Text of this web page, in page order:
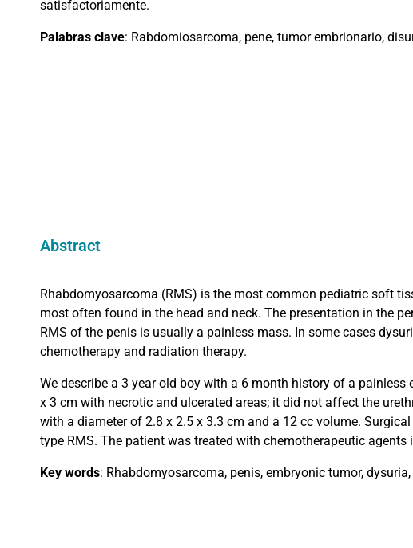
satisfactoriamente.
Palabras clave: Rabdomiosarcoma, pene, tumor embrionario,
Abstract
Rhabdomyosarcoma (RMS) is the most common pediatric soft
most often found in the head and neck. The presentation in the
RMS of the penis is usually a painless mass. In some cases
chemotherapy and radiation therapy.
We describe a 3 year old boy with a 6 month history of a
x 3 cm with necrotic and ulcerated areas; it did not affect the
with a diameter of 2.8 x 2.5 x 3.3 cm and a 12 cc volume.
type RMS. The patient was treated with chemotherapeutic
Key words: Rhabdomyosarcoma, penis, embryonic tumor,